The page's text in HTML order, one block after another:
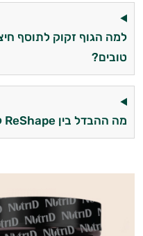
למה הגוף זקוק לתוסף
טובים?
מה ההבדל בין ReShape לנוטרי פוסטביוטיקס 3.0?